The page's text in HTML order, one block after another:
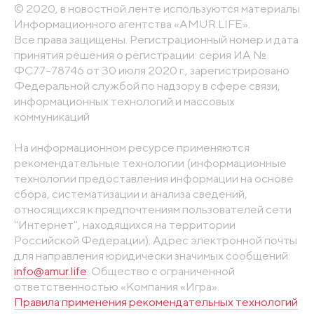
© 2020, в новостной ленте используются материалы
Информационного агентства «AMUR.LIFE».
Все права защищены. Регистрационный номер и дата
принятия решения о регистрации: серия ИА №
ФС77-78746 от 30 июля 2020 г., зарегистрировано
Федеральной службой по надзору в сфере связи,
информационных технологий и массовых
коммуникаций
На информационном ресурсе применяются
рекомендательные технологии (информационные
технологии предоставления информации на основе
сбора, систематизации и анализа сведений,
относящихся к предпочтениям пользователей сети
"Интернет", находящихся на территории
Российской Федерации). Адрес электронной почты
для направления юридически значимых сообщений:
info@amur.life . Общество с ограниченной
ответственностью «Компания «Игра».
Правила применения рекомендательных технологий